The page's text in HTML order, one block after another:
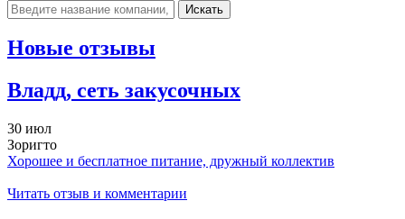
Искать
Новые отзывы
Владд, сеть закусочных
30 июл
Зоригто
Хорошее и бесплатное питание, дружный коллектив
Читать отзыв и комментарии